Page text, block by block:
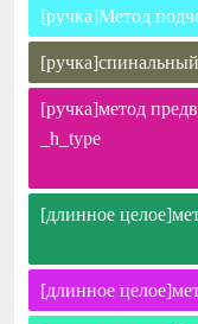
[ручка]Метод
[ручка]метод
_h_type
[длинное
[длинное